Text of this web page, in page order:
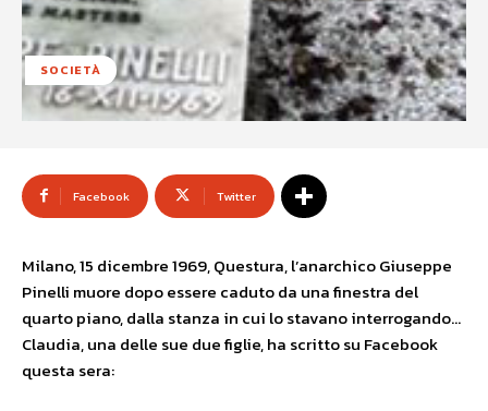
SOCIETÀ
Facebook Twitter
Milano, 15 dicembre 1969, Questura, l’anarchico Giuseppe
Pinelli muore dopo essere caduto da una finestra del
quarto piano, dalla stanza in cui lo stavano interrogando…
Claudia, una delle sue due figlie, ha scritto su Facebook
questa sera: